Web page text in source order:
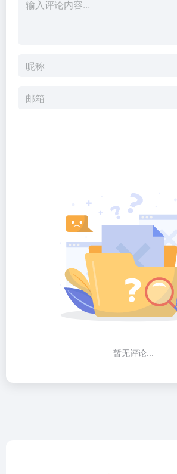
暂无评论...